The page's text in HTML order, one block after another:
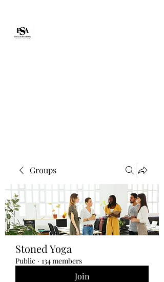
Groups
Stoned Yoga
Public · 134 members
Join